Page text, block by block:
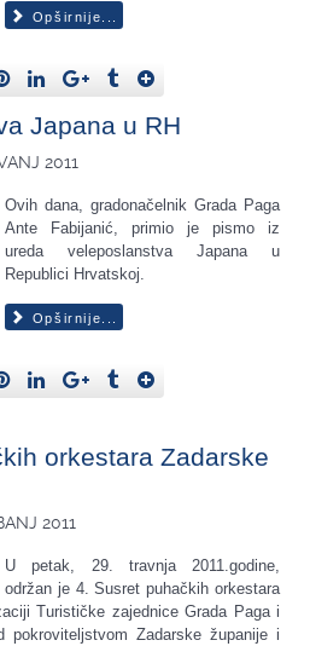
Opširnije...
Japana u RH
2011
Ovih dana, gradonačelnik Grada Paga
Ante Fabijanić, primio je pismo iz
ureda veleposlanstva Japana u
Republici Hrvatskoj.
Opširnije...
orkestara Zadarske
2011
U petak, 29. travnja 2011.godine,
održan je 4. Susret puhačkih orkestara
Turističke zajednice Grada Paga i
pokroviteljstvom Zadarske županije i